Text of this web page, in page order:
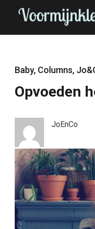
Baby, Columns,
Opvoeden
JoEnCo